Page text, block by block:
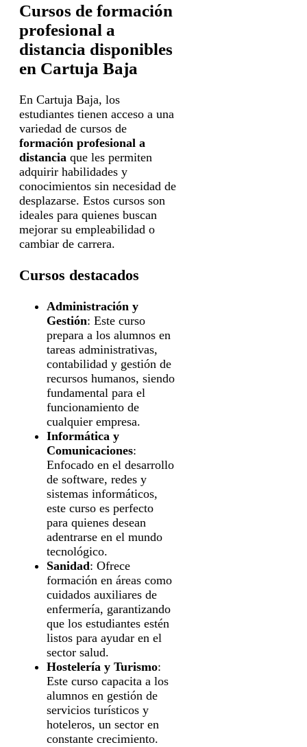
Cursos de formación
profesional a
distancia disponibles
en Cartuja Baja
En Cartuja Baja, los
estudiantes tienen acceso a una
variedad de cursos de
formación profesional a
distancia que les permiten
adquirir habilidades y
conocimientos sin necesidad de
desplazarse. Estos cursos son
ideales para quienes buscan
mejorar su empleabilidad o
cambiar de carrera.
Cursos destacados
Administración y
Gestión: Este curso
prepara a los alumnos en
tareas administrativas,
contabilidad y gestión de
recursos humanos, siendo
fundamental para el
funcionamiento de
cualquier empresa.
Informática y
Comunicaciones:
Enfocado en el desarrollo
de software, redes y
sistemas informáticos,
este curso es perfecto
para quienes desean
adentrarse en el mundo
tecnológico.
Sanidad: Ofrece
formación en áreas como
cuidados auxiliares de
enfermería, garantizando
que los estudiantes estén
listos para ayudar en el
sector salud.
Hostelería y Turismo:
Este curso capacita a los
alumnos en gestión de
servicios turísticos y
hoteleros, un sector en
constante crecimiento.